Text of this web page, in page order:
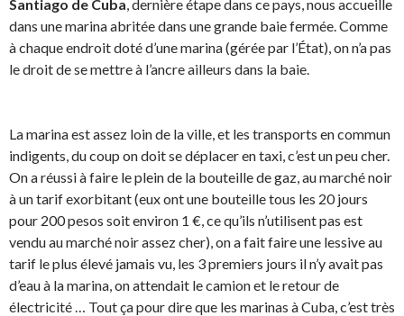
Santiago de Cuba, dernière étape dans ce pays, nous accueille
dans une marina abritée dans une grande baie fermée. Comme
à chaque endroit doté d’une marina (gérée par l’État), on n’a pas
le droit de se mettre à l’ancre ailleurs dans la baie.
La marina est assez loin de la ville, et les transports en commun
indigents, du coup on doit se déplacer en taxi, c’est un peu cher.
On a réussi à faire le plein de la bouteille de gaz, au marché noir
à un tarif exorbitant (eux ont une bouteille tous les 20 jours
pour 200 pesos soit environ 1 €, ce qu’ils n’utilisent pas est
vendu au marché noir assez cher), on a fait faire une lessive au
tarif le plus élevé jamais vu, les 3 premiers jours il n’y avait pas
d’eau à la marina, on attendait le camion et le retour de
électricité … Tout ça pour dire que les marinas à Cuba, c’est très